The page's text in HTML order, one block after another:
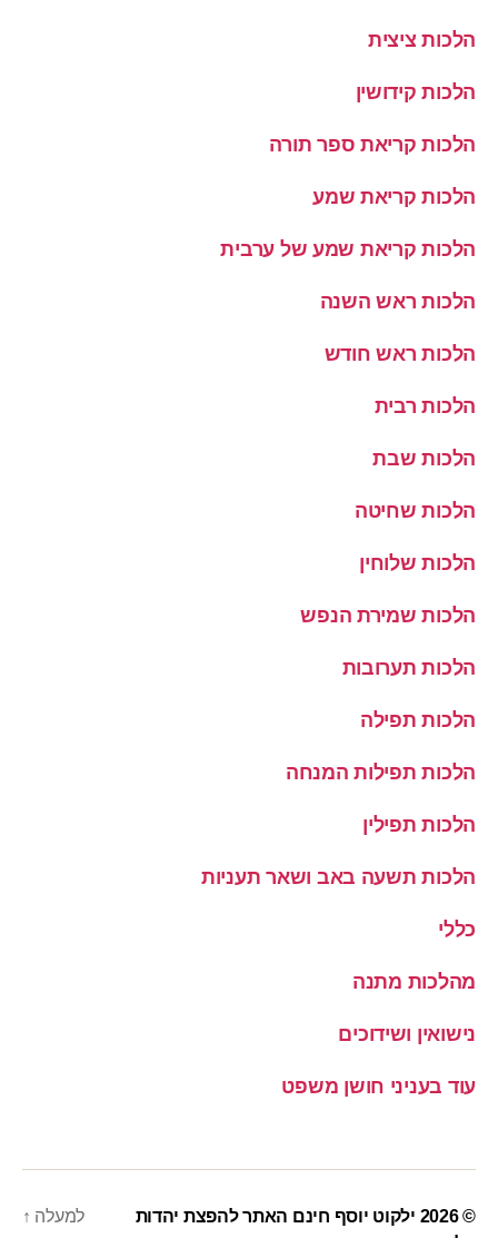
הלכות ציצית
הלכות קידושין
הלכות קריאת ספר תורה
הלכות קריאת שמע
הלכות קריאת שמע של ערבית
הלכות ראש השנה
הלכות ראש חודש
הלכות רבית
הלכות שבת
הלכות שחיטה
הלכות שלוחין
הלכות שמירת הנפש
הלכות תערובות
הלכות תפילה
הלכות תפילות המנחה
הלכות תפילין
הלכות תשעה באב ושאר תעניות
כללי
מהלכות מתנה
נישואין ושידוכים
עוד בעניני חושן משפט
© 2026
ילקוט יוסף חינם האתר להפצת יהדות
למעלה ↑